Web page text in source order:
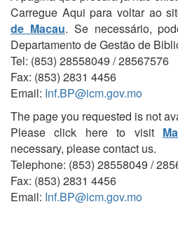
Carregue Aqui para voltar ao
de Macau. Se necessário,
Departamento de Gestão de
Tel: (853) 28558049 / 28567576
Fax: (853) 2831 4456
Email: Inf.BP@icm.gov.mo
The page you requested is not
Please click here to visit
necessary, please contact us.
Telephone: (853) 28558049 /
Fax: (853) 2831 4456
Email: Inf.BP@icm.gov.mo